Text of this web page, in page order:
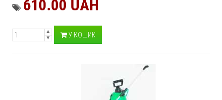
610.00 UAH
У КОШИК